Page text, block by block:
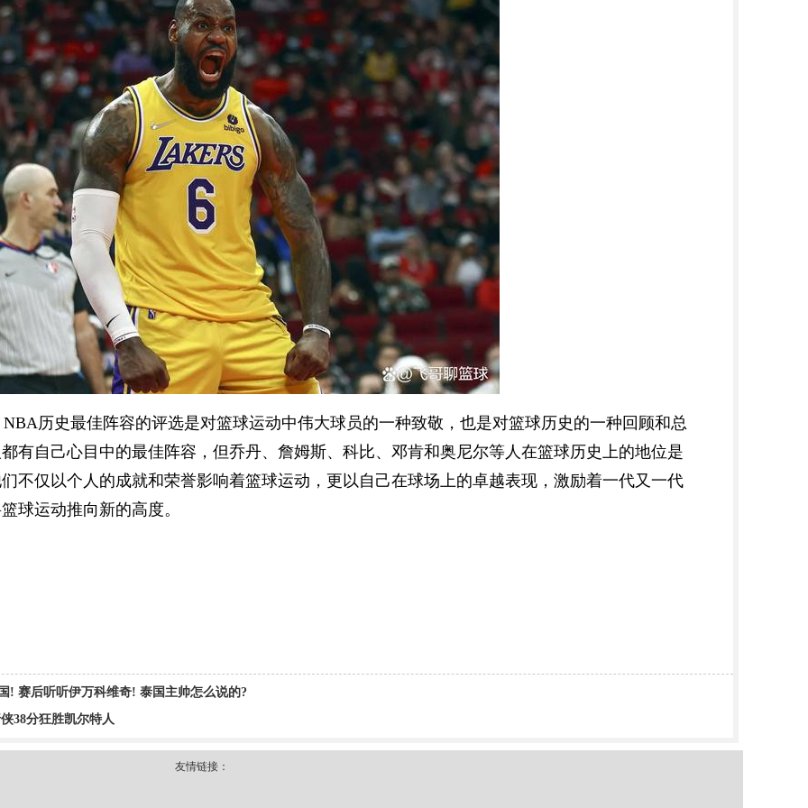
历史最佳阵容的评选是对篮球运动中伟大球员的一种致敬，也是对篮球历史的一种回顾和总
有自己心目中的最佳阵容，但乔丹、詹姆斯、科比、邓肯和奥尼尔等人在篮球历史上的地位是
不仅以个人的成就和荣誉影响着篮球运动，更以自己在球场上的卓越表现，激励着一代又一代
球运动推向新的高度。
! 赛后听听伊万科维奇! 泰国主帅怎么说的?
38分狂胜凯尔特人
友情链接：